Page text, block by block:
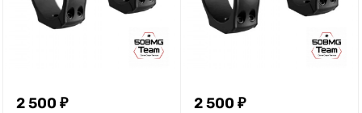
2 500 ₽ 2 500 ₽